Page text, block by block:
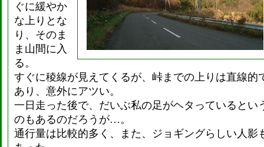
ぐに緩やか
な上りとな
り、そのま
ま山間に入
る。
すぐに稜線が見えてくるが、峠までの上りは直線的
あり、意外にアツい。
一日走った後で、だいぶ私の足がヘタっているとい
のもあるのだろうが…。
通行量は比較的多く、また、ジョギングらしい人影